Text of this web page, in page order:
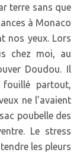
terre sans que
à Monaco
nos yeux. Lors
chez moi, au
Doudou. Il
partout,
ne l’avaient
poubelle des
Le stress
les pleurs